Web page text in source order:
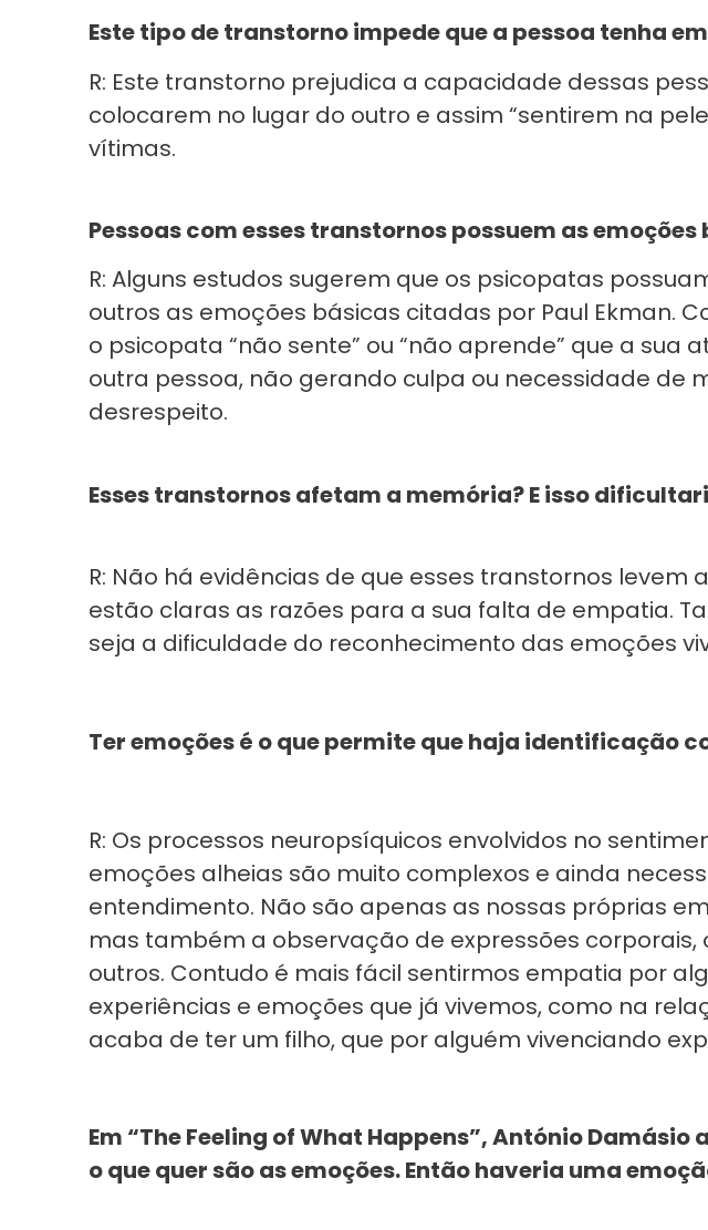
Este tipo de transtorno impede que a pessoa tenha
R: Este transtorno prejudica a capacidade dessas
colocarem no lugar do outro e assim “sentirem na
vítimas.
Pessoas com esses transtornos possuem as
R: Alguns estudos sugerem que os psicopatas
outros as emoções básicas citadas por Paul Ekman.
o psicopata “não sente” ou “não aprende” que a sua
outra pessoa, não gerando culpa ou necessidade de
desrespeito.
Esses transtornos afetam a memória? E isso
R: Não há evidências de que esses transtornos
estão claras as razões para a sua falta de empatia.
seja a dificuldade do reconhecimento das emoções
Ter emoções é o que permite que haja identificação
R: Os processos neuropsíquicos envolvidos no
emoções alheias são muito complexos e ainda
entendimento. Não são apenas as nossas próprias
mas também a observação de expressões
outros. Contudo é mais fácil sentirmos empatia por
experiências e emoções que já vivemos, como na
acaba de ter um filho, que por alguém vivenciando
Em “The Feeling of What Happens”, António
o que quer são as emoções. Então haveria uma